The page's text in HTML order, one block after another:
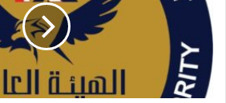
على
إجراءات
"العرفة
للاستثمارات"
لتقسيم
الشركة